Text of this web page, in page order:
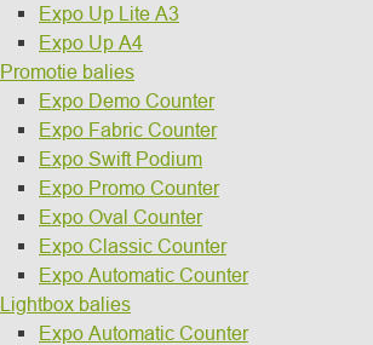
Expo Up Lite A3
Expo Up A4
Promotie balies
Expo Demo Counter
Expo Fabric Counter
Expo Swift Podium
Expo Promo Counter
Expo Oval Counter
Expo Classic Counter
Expo Automatic Counter
Lightbox balies
Expo Automatic Counter